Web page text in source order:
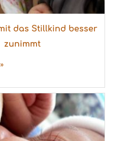
das Stillkind besser
zunimmt